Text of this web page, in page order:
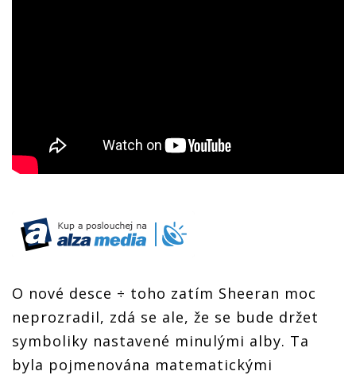
O nové desce ÷ toho zatím Sheeran moc
neprozradil, zdá se ale, že se bude držet
symboliky nastavené minulými alby. Ta
byla pojmenována matematickými